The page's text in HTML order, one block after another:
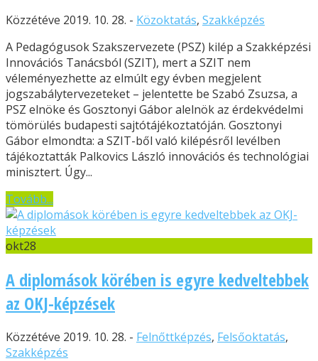
Közzétéve 2019. 10. 28. - Közoktatás, Szakképzés
A Pedagógusok Szakszervezete (PSZ) kilép a Szakképzési
Innovációs Tanácsból (SZIT), mert a SZIT nem
véleményezhette az elmúlt egy évben megjelent
jogszabálytervezeteket – jelentette be Szabó Zsuzsa, a
PSZ elnöke és Gosztonyi Gábor alelnök az érdekvédelmi
tömörülés budapesti sajtótájékoztatóján. Gosztonyi
Gábor elmondta: a SZIT-ből való kilépésről levélben
tájékoztatták Palkovics László innovációs és technológiai
minisztert. Úgy...
Tovább...
okt28
A diplomások körében is egyre kedveltebbek
az OKJ-képzések
Közzétéve 2019. 10. 28. - Felnőttképzés, Felsőoktatás,
Szakképzés